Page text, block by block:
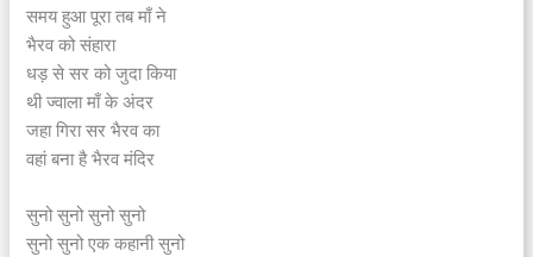
समय हुआ पूरा तब माँ ने
भैरव को संहारा
धड़ से सर को जुदा किया
थी ज्वाला माँ के अंदर
जहा गिरा सर भैरव का
वहां बना है भैरव मंदिर
सुनो सुनो सुनो सुनो
सुनो सुनो एक कहानी सुनो